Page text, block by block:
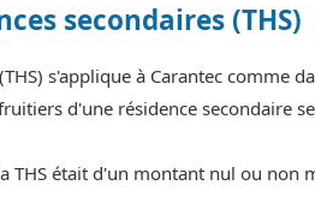
secondaires (THS)
s'applique à Carantec comme
d'une résidence secondaire
THS était d'un montant nul ou non